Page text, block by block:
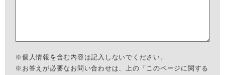
※個人情報を含む内容は記入しないでください。
※お答えが必要なお問い合わせは、上の「このページに関する